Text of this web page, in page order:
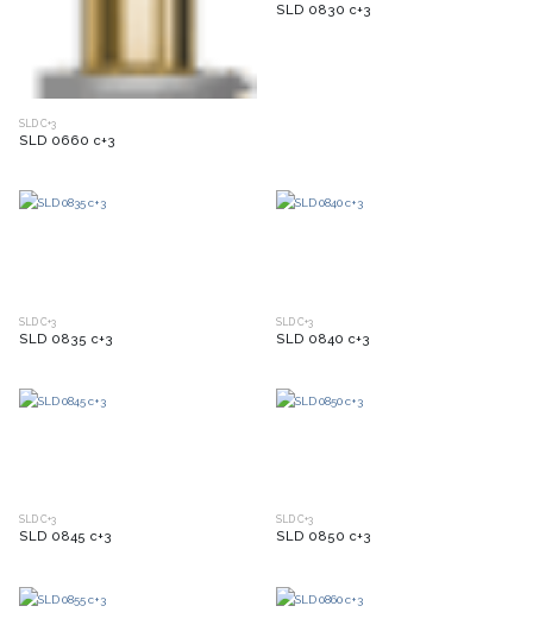
SLD C+3
SLD 0660 c+3
SLD 0830 c+3
SLD C+3
SLD 0835 c+3
SLD C+3
SLD 0840 c+3
SLD C+3
SLD 0845 c+3
SLD C+3
SLD 0850 c+3